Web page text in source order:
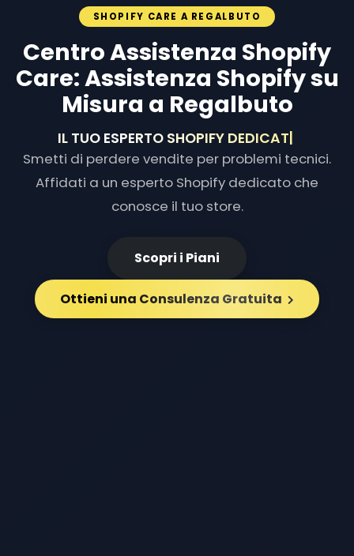
SHOPIFY CARE A REGALBUTO
Centro Assistenza Shopify
Care: Assistenza Shopify su
Misura a Regalbuto
IL TUO ESPERTO SHOPIFY|
Smetti di perdere vendite per problemi tecnici.
Affidati a un esperto Shopify dedicato che
conosce il tuo store.
Scopri i Piani
Ottieni una Consulenza Gratuita